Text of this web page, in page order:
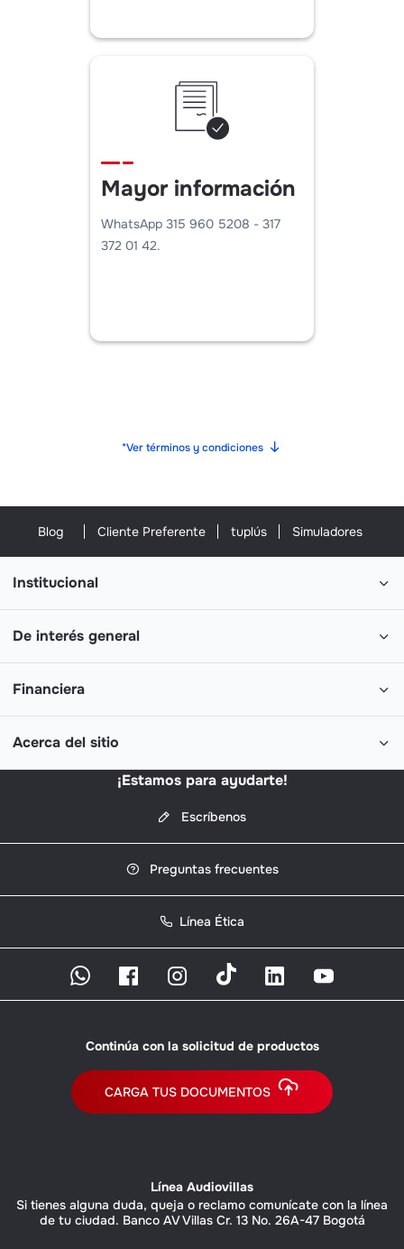
Mayor información
WhatsApp 315 960 5208 - 317
372 01 42.
*Ver términos y condiciones
Blog Cliente Preferente tuplús Simuladores
Institucional
De interés general
Financiera
Acerca del sitio
¡Estamos para ayudarte!
Escríbenos
Preguntas frecuentes
Línea Ética
Continúa con la solicitud de productos
CARGA TUS DOCUMENTOS
Línea Audiovillas
Si tienes alguna duda, queja o reclamo comunícate con la línea
de tu ciudad. Banco AV Villas Cr. 13 No. 26A-47 Bogotá